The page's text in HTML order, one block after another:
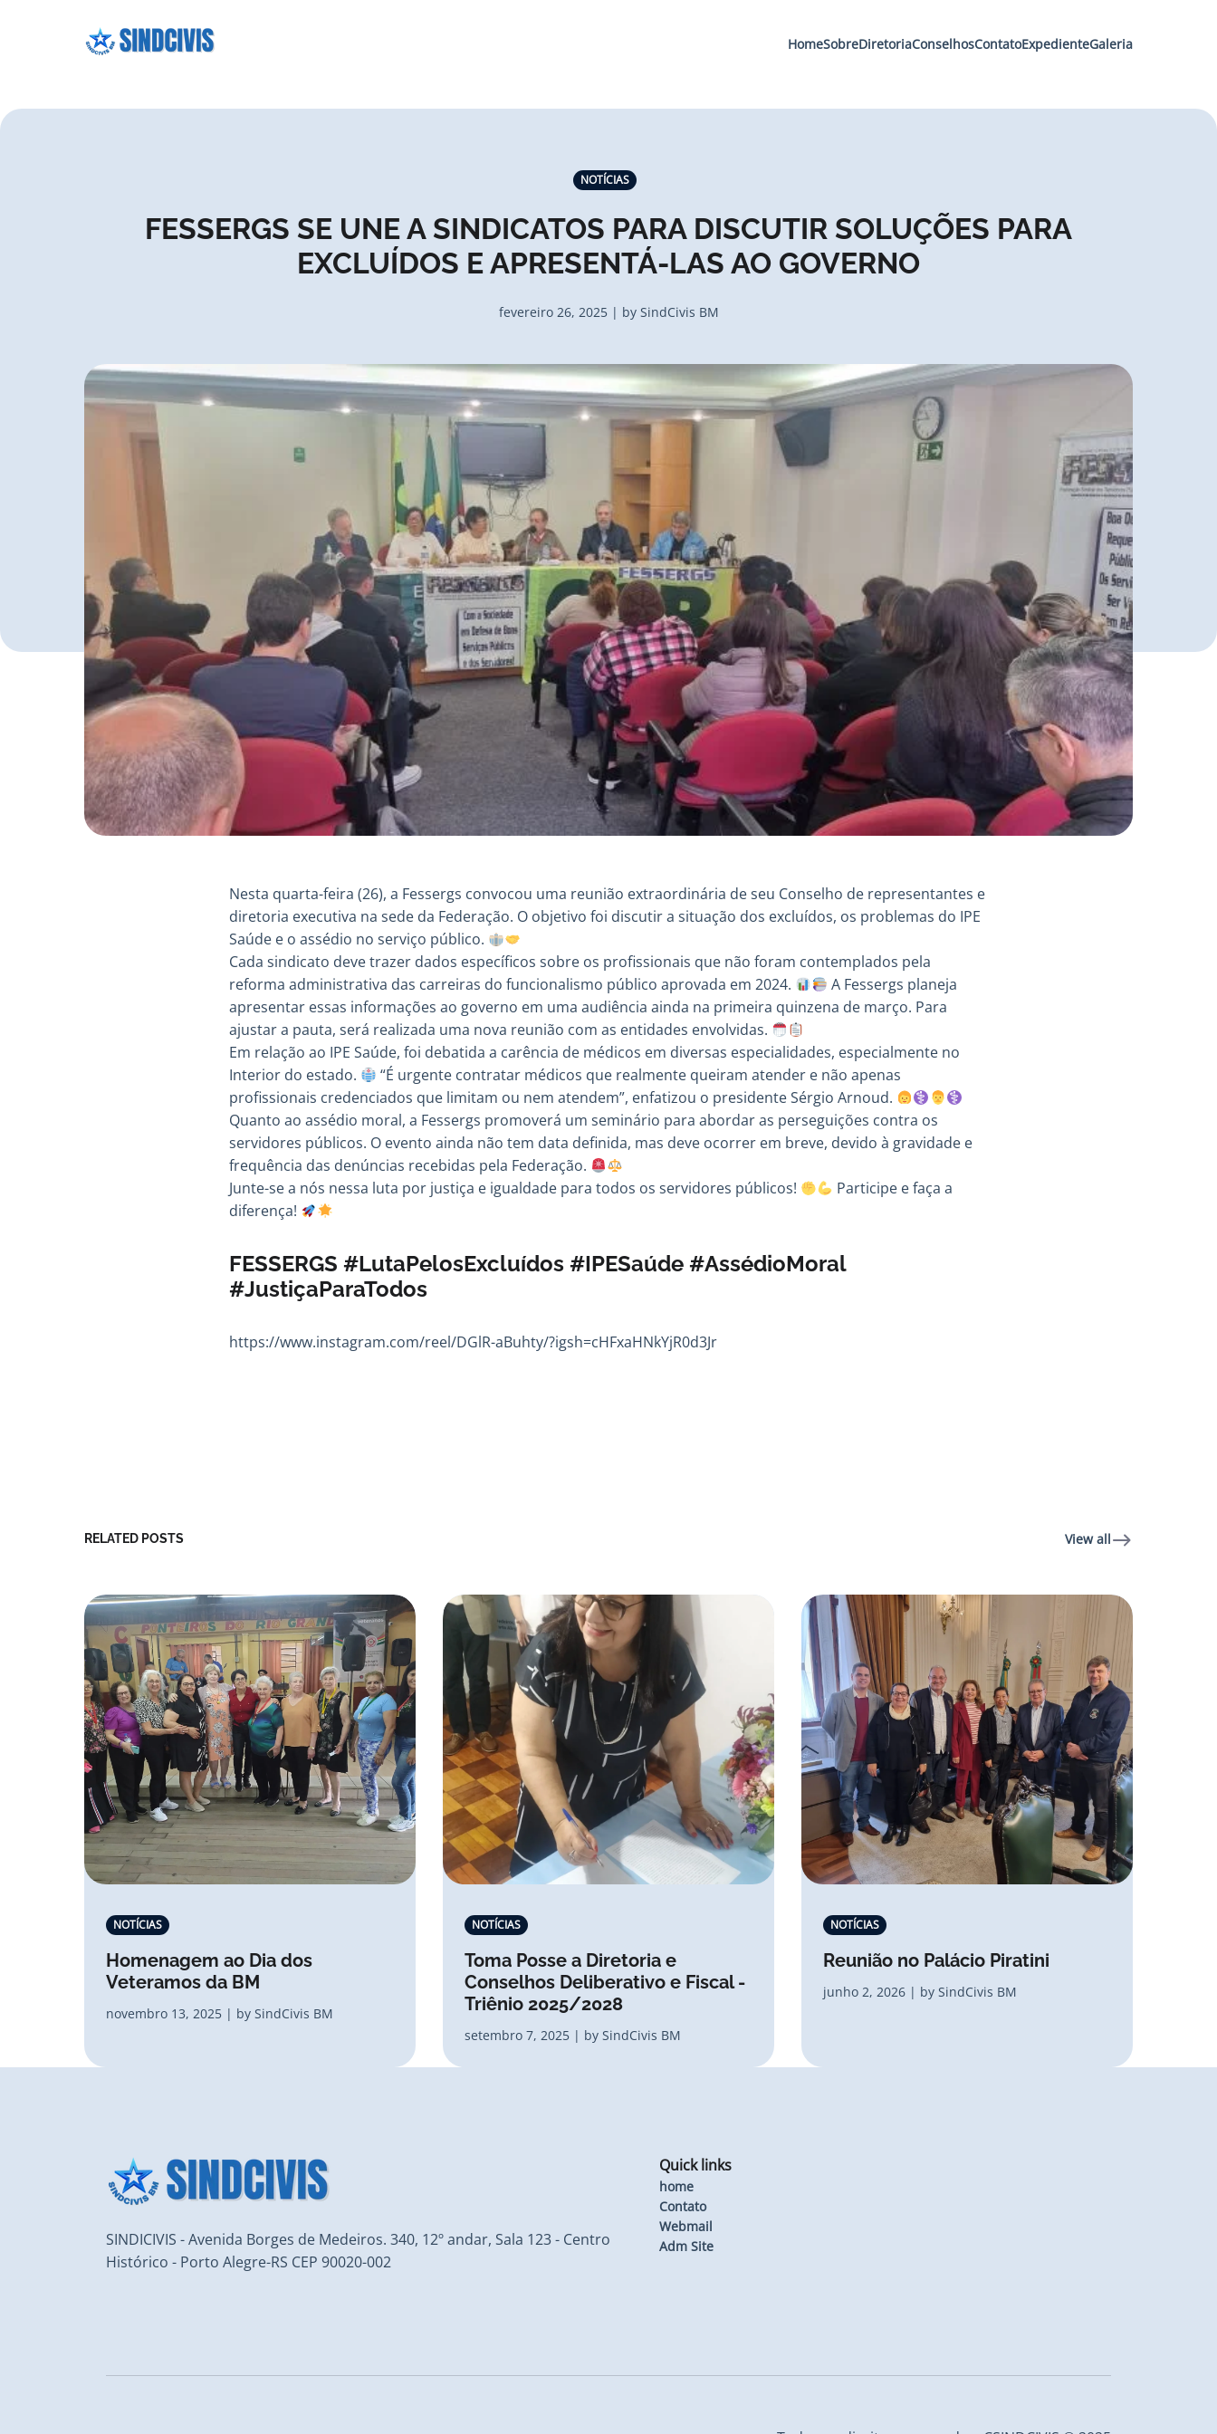
HomeSobreDiretoriaConselhosContatoExpedienteGaleria
NOTÍCIAS
FESSERGS SE UNE A SINDICATOS PARA DISCUTIR SOLUÇÕES PARA
EXCLUÍDOS E APRESENTÁ-LAS AO GOVERNO
fevereiro 26, 2025 | by SindCivis BM
Nesta quarta-feira (26), a Fessergs convocou uma reunião extraordinária de seu Conselho de representantes e
diretoria executiva na sede da Federação. O objetivo foi discutir a situação dos excluídos, os problemas do IPE
Saúde e o assédio no serviço público.
Cada sindicato deve trazer dados específicos sobre os profissionais que não foram contemplados pela
reforma administrativa das carreiras do funcionalismo público aprovada em 2024.
A Fessergs planeja
apresentar essas informações ao governo em uma audiência ainda na primeira quinzena de março. Para
ajustar a pauta, será realizada uma nova reunião com as entidades envolvidas.
Em relação ao IPE Saúde, foi debatida a carência de médicos em diversas especialidades, especialmente no
Interior do estado.
“É urgente contratar médicos que realmente queiram atender e não apenas
profissionais credenciados que limitam ou nem atendem”, enfatizou o presidente Sérgio Arnoud.
Quanto ao assédio moral, a Fessergs promoverá um seminário para abordar as perseguições contra os
servidores públicos. O evento ainda não tem data definida, mas deve ocorrer em breve, devido à gravidade e
frequência das denúncias recebidas pela Federação.
Junte-se a nós nessa luta por justiça e igualdade para todos os servidores públicos!
Participe e faça a
diferença!
FESSERGS #LutaPelosExcluídos #IPESaúde #AssédioMoral
#JustiçaParaTodos
https://www.instagram.com/reel/DGlR-aBuhty/?igsh=cHFxaHNkYjR0d3Jr
RELATED POSTS View all
NOTÍCIAS
Homenagem ao Dia dos
Veteramos da BM
novembro 13, 2025 | by SindCivis BM
NOTÍCIAS
Toma Posse a Diretoria e
Conselhos Deliberativo e Fiscal -
Triênio 2025/2028
setembro 7, 2025 | by SindCivis BM
NOTÍCIAS
Reunião no Palácio Piratini
junho 2, 2026 | by SindCivis BM
SINDICIVIS - Avenida Borges de Medeiros. 340, 12º andar, Sala 123 - Centro
Histórico - Porto Alegre-RS CEP 90020-002
Quick links
home
Contato
Webmail
Adm Site